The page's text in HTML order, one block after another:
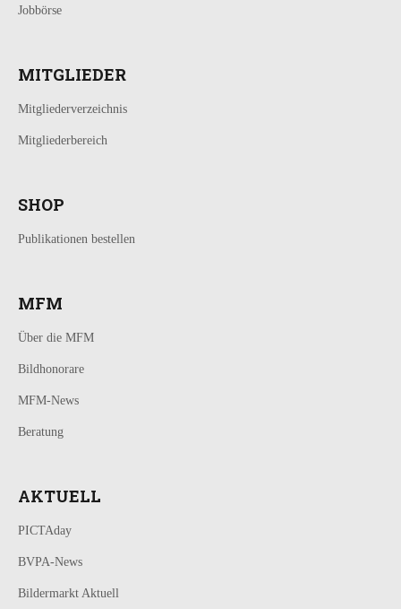
Jobbörse
MITGLIEDER
Mitgliederverzeichnis
Mitgliederbereich
SHOP
Publikationen bestellen
MFM
Über die MFM
Bildhonorare
MFM-News
Beratung
AKTUELL
PICTAday
BVPA-News
Bildermarkt Aktuell